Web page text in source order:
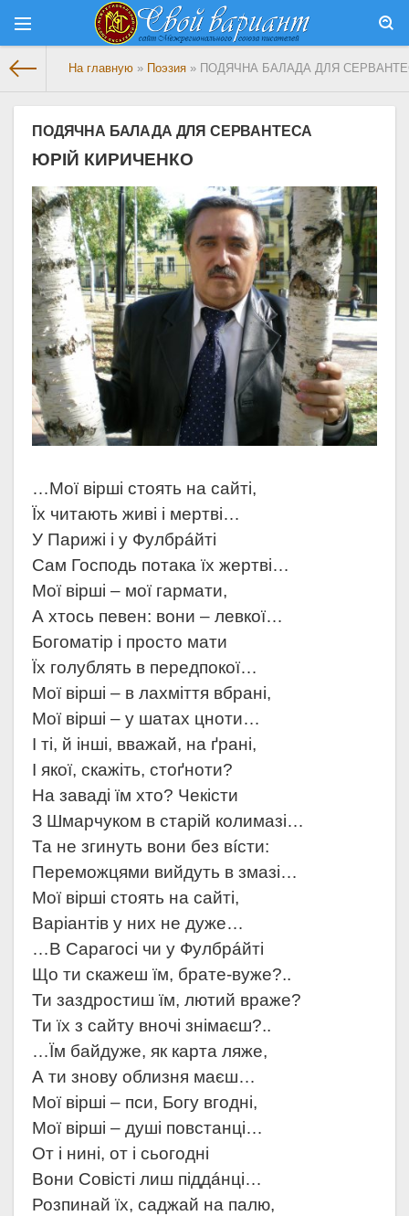
На главную » Поэзия » ПОДЯЧНА БАЛАДА ДЛЯ
ПОДЯЧНА БАЛАДА ДЛЯ СЕРВАНТЕСА
ЮРІЙ КИРИЧЕНКО
…Мої вірші стоять на сайті,
Їх читають живі і мертві…
У Парижі і у Фулбрáйті
Сам Господь потака їх жертві…
Мої вірші – мої гармати,
А хтось певен: вони – левкої…
Богоматір і просто мати
Їх голублять в передпокої…
Мої вірші – в лахміття вбрані,
Мої вірші – у шатах цноти…
І ті, й інші, вважай, на ґрані,
І якої, скажіть, стоґноти?
На заваді їм хто? Чекісти
З Шмарчуком в старій колимазі…
Та не згинуть вони без вíсти:
Переможцями вийдуть в змазі…
Мої вірші стоять на сайті,
Варіантів у них не дуже…
…В Сарагосі чи у Фулбрáйті
Що ти скажеш їм, брате-вуже?..
Ти заздростиш їм, лютий враже?
Ти їх з сайту вночі знімаєш?..
…Їм байдуже, як карта ляже,
А ти знову облизня маєш…
Мої вірші – пси, Богу вгодні,
Мої вірші – душі повстанці…
От і нині, от і сьогодні
Вони Совісті лиш піддáнці…
Розпинай їх, саджай на палю,